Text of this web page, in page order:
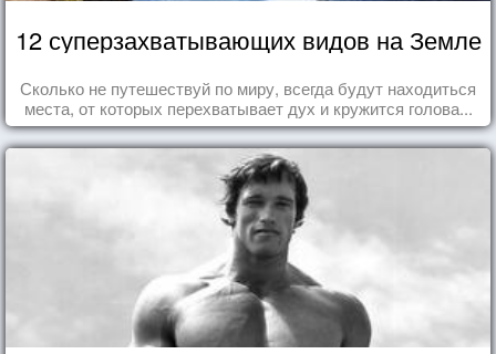
12 суперзахватывающих видов на Земле
Сколько не путешествуй по миру, всегда будут находиться
места, от которых перехватывает дух и кружится голова...